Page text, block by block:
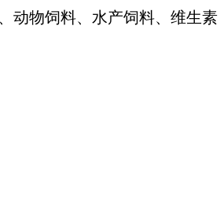
动物饲料、水产饲料、维生素